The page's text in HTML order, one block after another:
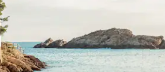
нагоре и надолу или истражувајте со